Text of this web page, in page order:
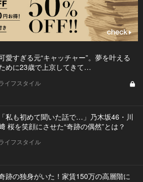
愛すぎる元“キャッチャー”。夢を叶える
めに23歳で上京してきて…
イフスタイル
「私も初めて聞いた話で…」乃木坂46・川
桜を笑顔にさせた“奇跡の偶然”とは？
イフスタイル
跡の独身がいた！家賃150万の高層階に